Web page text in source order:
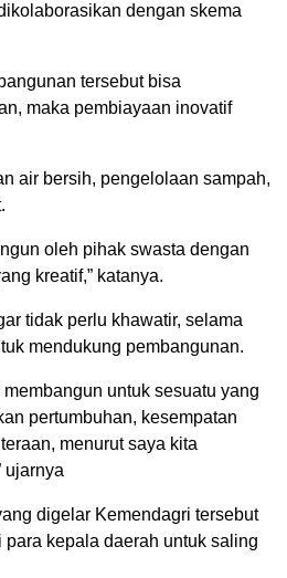
dengan skema
tersebut bisa
maka pembiayaan inovatif
air bersih, pengelolaan sampah,
oleh pihak swasta dengan
kreatif,” katanya.
tidak perlu khawatir, selama
mendukung pembangunan.
untuk sesuatu yang
pertumbuhan, kesempatan
menurut saya kita
ujarnya
digelar Kemendagri tersebut
kepala daerah untuk saling